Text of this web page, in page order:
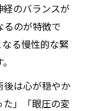
るチャクラ
践法
セルフ施術
ケアルーテ
のバランスが
るのが特徴で
る慢性的な緊
後は心が穏やか
」「眼圧の変